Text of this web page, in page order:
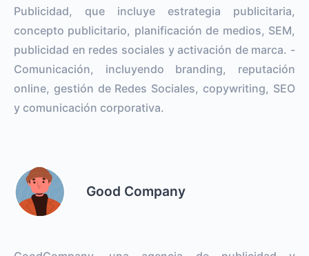
Publicidad, que incluye estrategia publicitaria,
concepto publicitario, planificación de medios, SEM,
publicidad en redes sociales y activación de marca. -
Comunicación, incluyendo branding, reputación
online, gestión de Redes Sociales, copywriting, SEO
y comunicación corporativa.
Good Company